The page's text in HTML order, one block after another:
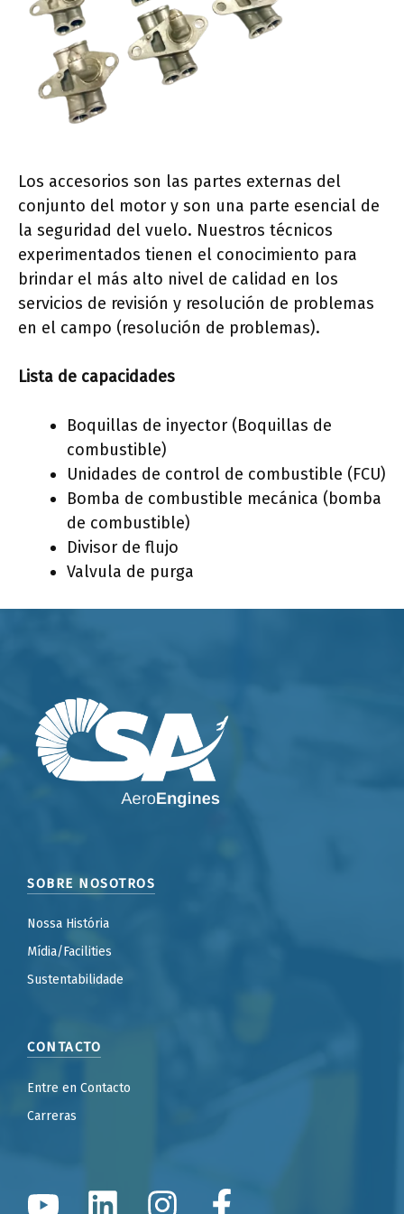
Los accesorios son las partes externas del
conjunto del motor y son una parte esencial de
la seguridad del vuelo. Nuestros técnicos
experimentados tienen el conocimiento para
brindar el más alto nivel de calidad en los
servicios de revisión y resolución de problemas
en el campo (resolución de problemas).
Lista de capacidades
Boquillas de inyector (Boquillas de
combustible)
Unidades de control de combustible (FCU)
Bomba de combustible mecánica (bomba
de combustible)
Divisor de flujo
Valvula de purga
SOBRE NOSOTROS
Nossa História
Mídia/Facilities
Sustentabilidade
CONTACTO
Entre en Contacto
Carreras